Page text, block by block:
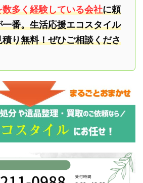
数多く経験している会社に頼
一番。生活応援エコスタイル
積り無料！ぜひご相談くださ